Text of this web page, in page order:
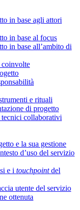
in base agli attori
in base al focus
in base all’ambito di
coinvolte
e rituali
di progetto
collaborativi
e la sua gestione
d’uso del servizio
e i touchpointdel
utente del servizio
ottenuta